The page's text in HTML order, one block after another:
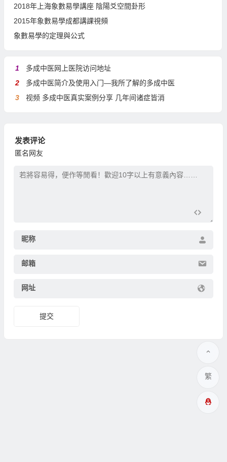
2018年上海象數易學講座 陰陽爻空間卦形
2015年象數易學成都講課視頻
象數易學的定理與公式
1
多成中医网上医院访问地址
2
多成中医简介及使用入门—我所了解的多成中医
3
视频 多成中医真实案例分享 几年间诸症皆消
发表评论
匿名网友
昵称
邮箱
网址
繁